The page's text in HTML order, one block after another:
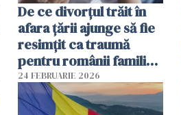
De ce divorțul trăit în
afara țării ajunge să fie
resimțit ca traumă
pentru românii familiști
și tradiționaliști?
24 FEBRUARIE 2026